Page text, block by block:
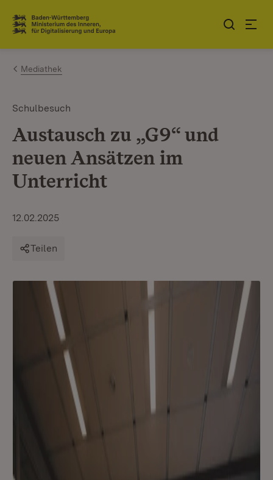
Zum Inhalt springen
Link zur Startseite
Mediathek
Schulbesuch
Austausch zu „G9“ und
neuen Ansätzen im
Unterricht
12.02.2025
Teilen